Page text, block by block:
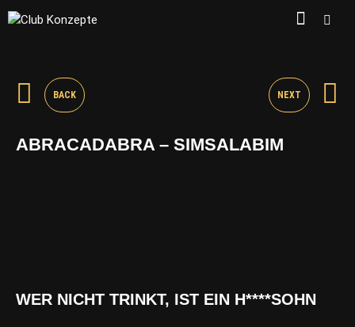
BACK NEXT
ABRACADABRA – SIMSALABIM
WER NICHT TRINKT, IST EIN H****SOHN